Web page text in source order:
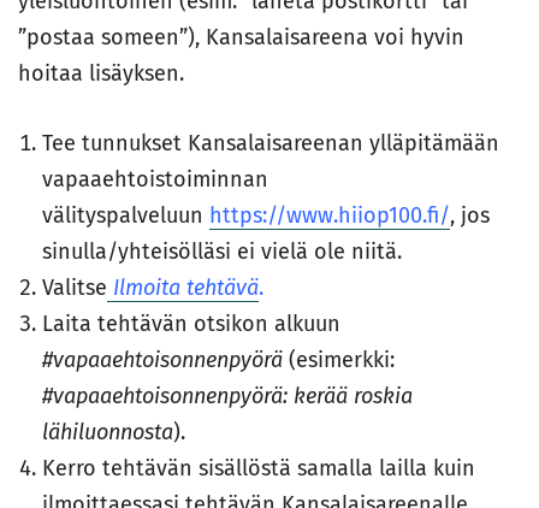
”postaa someen”), Kansalaisareena voi hyvin
hoitaa lisäyksen.
Tee tunnukset Kansalaisareenan ylläpitämään
vapaaehtoistoiminnan
välityspalveluun https://www.hiiop100.fi/, jos
sinulla/yhteisölläsi ei vielä ole niitä.
Valitse Ilmoita tehtävä.
Laita tehtävän otsikon alkuun
#vapaaehtoisonnenpyörä (esimerkki:
#vapaaehtoisonnenpyörä: kerää roskia
lähiluonnosta).
Kerro tehtävän sisällöstä samalla lailla kuin